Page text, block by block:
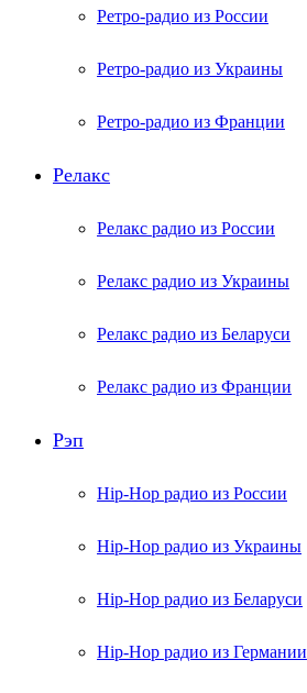
Ретро-радио из России
Ретро-радио из Украины
Ретро-радио из Франции
Релакс
Релакс радио из России
Релакс радио из Украины
Релакс радио из Беларуси
Релакс радио из Франции
Рэп
Hip-Hop радио из России
Hip-Hop радио из Украины
Hip-Hop радио из Беларуси
Hip-Hop радио из Германии